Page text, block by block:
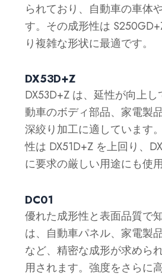
られており、自動車の車体
す。その成形性は
り複雑な形状に最適です。
DX53D+Z
DX53D+Z は、延性が向上
動車のボディ部品、家電製
深絞り加工に適しています
性は DX51D+Z を上回り、
に要求の厳しい用途にも使
DC01
優れた成形性と表面品質で
は、自動車パネル、家電製
など、精密な成形が求めら
用されます。強度をさらに